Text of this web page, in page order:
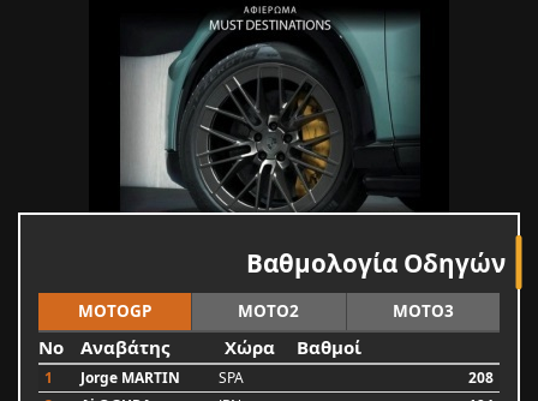
Βαθμολογία Οδηγών
MOTOGP MOTO2 MOTO3
No Αναβάτης Χώρα Βαθμοί
1 Jorge MARTIN SPA
208